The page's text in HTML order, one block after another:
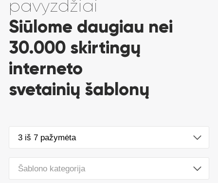
pavyzdžiai
Siūlome daugiau nei
30.000 skirtingų
interneto
svetainių šablonų
3 iš 7 pažymėta
Šablono kategorija